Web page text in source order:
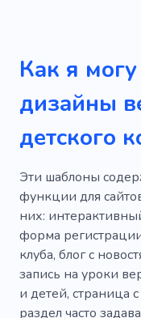
Как я
дизайны
детского
Эти шаблоны
функции для
них:
форма
клуба, блог с
запись на уроки
и детей, страница
раздел часто